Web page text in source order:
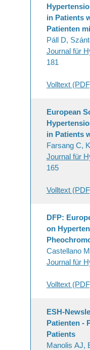
in Patients
Patienten
Páll D,
Journal für
181
Volltext
European
in Patients
Farsang C,
Journal für
165
Volltext
DFP:
on
Castellano
Journal für
Volltext
ESH-
Patienten -
Patients
Manolis AJ,